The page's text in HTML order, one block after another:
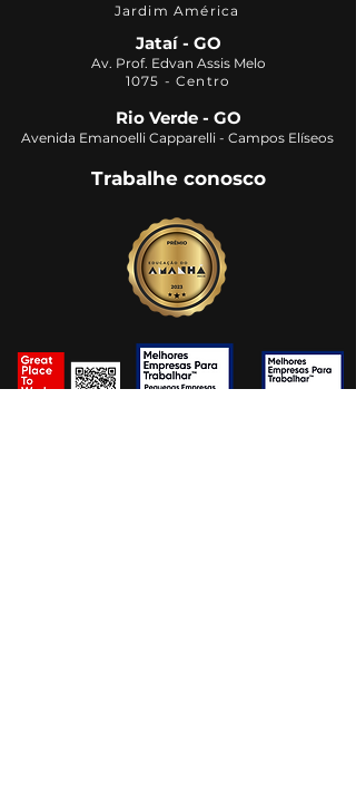
Jardim América
Jataí - GO
Av. Prof. Edvan Assis Melo
1075 - Centro
Trabalhe conosco
Rio Verde - GO
Avenida Emanoelli Capparelli - Campos Elíseos